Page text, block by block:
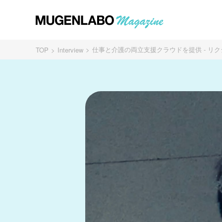
TOP Interview 仕事と介護の両立支援クラウドを提供 - リ